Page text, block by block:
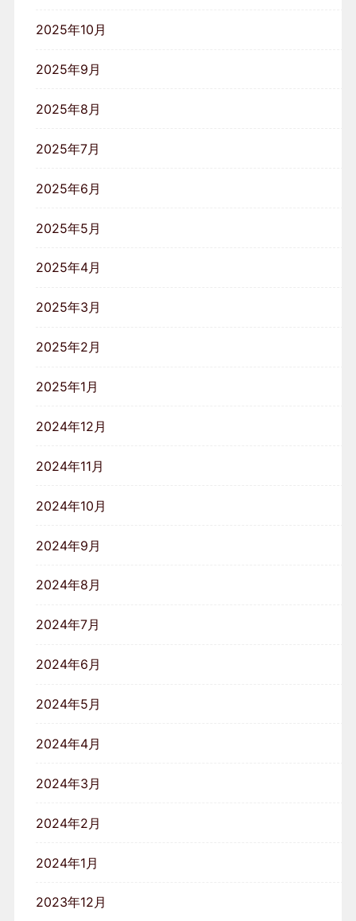
2025年10月
2025年9月
2025年8月
2025年7月
2025年6月
2025年5月
2025年4月
2025年3月
2025年2月
2025年1月
2024年12月
2024年11月
2024年10月
2024年9月
2024年8月
2024年7月
2024年6月
2024年5月
2024年4月
2024年3月
2024年2月
2024年1月
2023年12月